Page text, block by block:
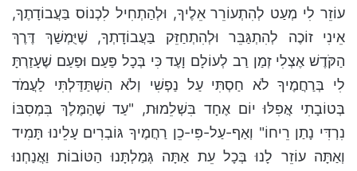
עוֹזֵר לִי מְעַט לְהִתְעוֹרֵר אֵלֶיךָ, וּלְהַתְחִיל לִכְנוֹס בַּעֲבוֹדָתֶךָ,
אֵינִי זוֹכֶה לְהִתְגַּבֵּר וּלְהִתְחַזֵּק בַּעֲבוֹדָתְךָ, שֶׁיֻּמְשַׁךְ דֶּרֶךְ
הַקֹּדֶשׁ אֶצְלִי זְמַן רַב לְעוֹלָם וָעֶד כִּי בְּכָל פַּעַם וּפַעַם שֶׁעָזַרְתָּ
לִי בְּרַחֲמֶיךָ לֹא חַסְתִּי עַל נַפְשִׁי וְלֹא הִשְׁתַּדַּלְתִּי לַעֲמֹד
בְּטוֹבָתִי אֲפִלּוּ יוֹם אֶחָד בִּשְׁלֵמוּת, "עַד שֶׁהַמֶּלֶךְ בִּמְסִבּוֹ
נִרְדִּי נָתַן רֵיחוֹ" וְאַף-עַל-פִּי-כֵן רַחֲמֶיךָ גּוֹבְרִים עָלֵינוּ תָּמִיד
וְאַתָּה עוֹזֵר לָנוּ בְּכָל עֵת אַתָּה גְּמַלְתָּנוּ הַטּוֹבוֹת וַאֲנַחְנוּ